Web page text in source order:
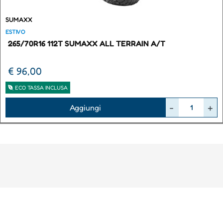
SUMAXX
ESTIVO
265/70R16 112T SUMAXX ALL TERRAIN A/T
€ 96,00
ECO TASSA INCLUSA
Aggiungi